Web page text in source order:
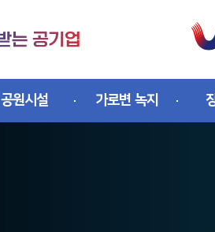
공원시설 가로변 녹지